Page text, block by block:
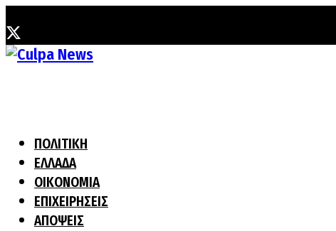
ΠΟΛΙΤΙΚΗ
ΕΛΛΑΔΑ
ΟΙΚΟΝΟΜΙΑ
ΕΠΙΧΕΙΡΗΣΕΙΣ
ΑΠΟΨΕΙΣ